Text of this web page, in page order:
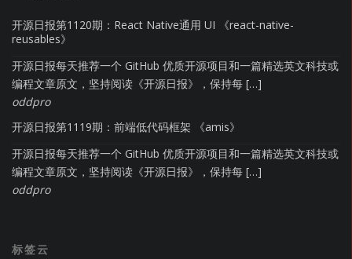
开源日报第1120期：React Native通用 UI 《react-native-
reusables》
开源日报每天推荐一个 GitHub 优质开源项目和一篇精选英文科技或
编程文章原文，坚持阅读《开源日报》，保持每 […]
oddpro
开源日报第1119期：前端低代码框架 《amis》
开源日报每天推荐一个 GitHub 优质开源项目和一篇精选英文科技或
编程文章原文，坚持阅读《开源日报》，保持每 […]
oddpro
标签云